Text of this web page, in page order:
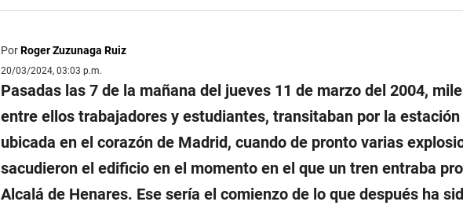
PorRoger Zuzunaga Ruiz
20/03/2024, 03:03 p.m.
Pasadas las 7 de la mañana del jueves 11 de marzo del 2004,
entre ellos trabajadores y estudiantes, transitaban por la estación
ubicada en el corazón de Madrid, cuando de pronto varias
sacudieron el edificio en el momento en el que un tren entraba
Alcalá de Henares. Ese sería el comienzo de lo que después ha